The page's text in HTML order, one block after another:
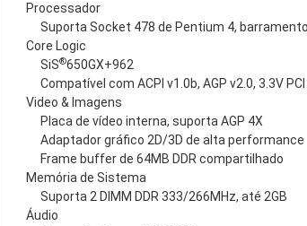
Processador
Suporta Socket 478 de Pentium 4,
Core Logic
SiS®650GX+962
Compatível com ACPI v1.0b, AGP v2.0, 3.3V PCI
Video & Imagens
Placa de vídeo interna, suporta AGP 4X
Adaptador gráfico 2D/3D de alta performance
Frame buffer de 64MB DDR compartilhado
Memória de Sistema
Suporta 2 DIMM DDR 333/266MHz, até 2GB
Áudio